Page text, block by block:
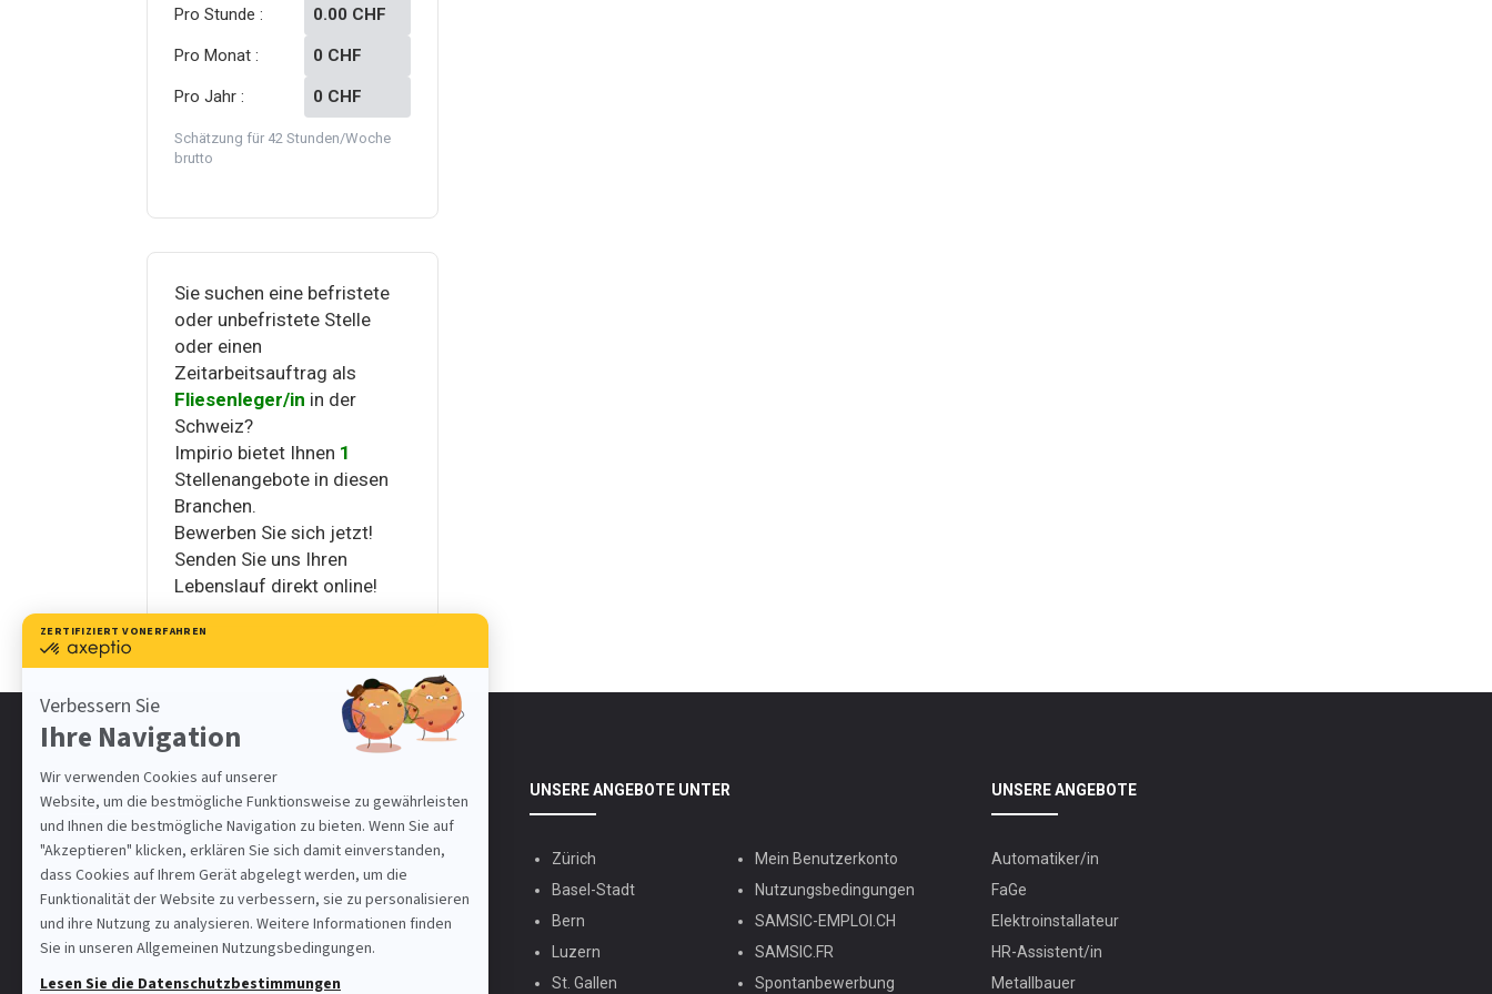
Pro Stunde : 0.00 CHF
Pro Monat : 0 CHF
Pro Jahr : 0 CHF
Schätzung für 42 Stunden/Woche
brutto
Sie suchen eine befristete
oder unbefristete Stelle
oder einen
Zeitarbeitsauftrag als
Fliesenleger/in in der
Schweiz?
Impirio bietet Ihnen 1
Stellenangebote in diesen
Branchen.
Bewerben Sie sich jetzt!
Senden Sie uns Ihren
Lebenslauf direkt online!
Impirio AG
Unsere Standorte
Kontakt
info@impirio.ch
Facebook
UNSERE ANGEBOTE UNTER
Zürich
Basel-Stadt
Bern
Luzern
St. Gallen
Mein Benutzerkonto
Nutzungsbedingungen
SAMSIC-EMPLOI.CH
SAMSIC.FR
Spontanbewerbung
UNSERE ANGEBOTE
Automatiker/in
FaGe
Elektroinstallateur
HR-Assistent/in
Metallbauer